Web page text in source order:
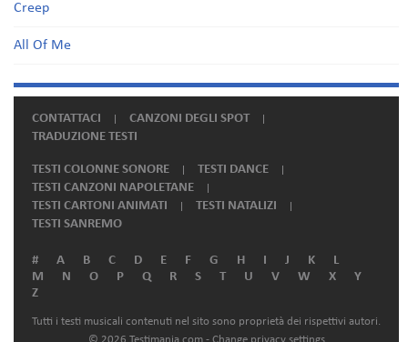
Creep
All Of Me
CONTATTACI
CANZONI DEGLI SPOT
TRADUZIONE TESTI
TESTI COLONNE SONORE
TESTI DANCE
TESTI CANZONI NAPOLETANE
TESTI CARTONI ANIMATI
TESTI NATALIZI
TESTI SANREMO
# A B C D E F G H I J K
L
M
N O P Q R S T U V W X
Y
Z
Tutti i testi musicali contenuti nel sito sono proprietà dei rispettivi autori.